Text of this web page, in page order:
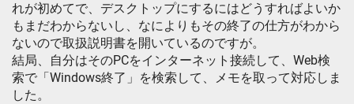
れが初めてで、デスクトップにするにはどうすればよいか
もまだわからないし、なによりもその終了の仕方がわから
ないので取扱説明書を開いているのですが。
結局、自分はそのPCをインターネット接続して、Web検
索で「Windows終了」を検索して、メモを取って対応しま
した。